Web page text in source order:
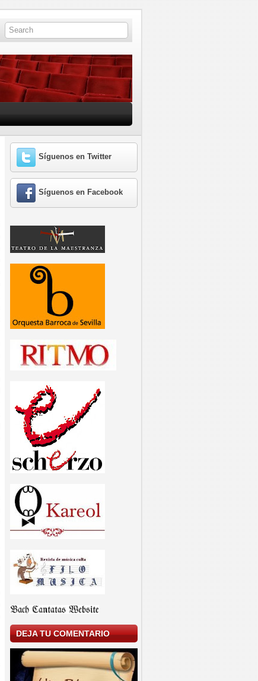
Síguenos en Twitter
Síguenos en Facebook
DEJA TU COMENTARIO